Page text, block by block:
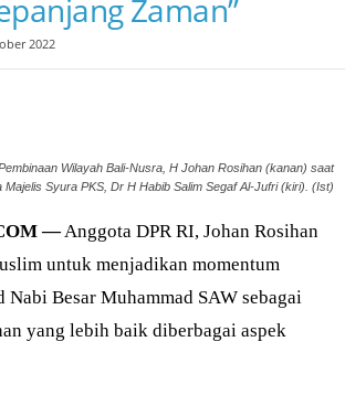
Zaman”
2022
Wilayah Bali-Nusra, H Johan Rosihan (kanan) saat
Majelis Syura PKS, Dr H Habib Salim Segaf Al-Jufri (kiri). (Ist)
—Anggota DPR RI, Johan Rosihan
untuk menjadikan momentum
Besar Muhammad SAW sebagai
yang lebih baik diberbagai aspek